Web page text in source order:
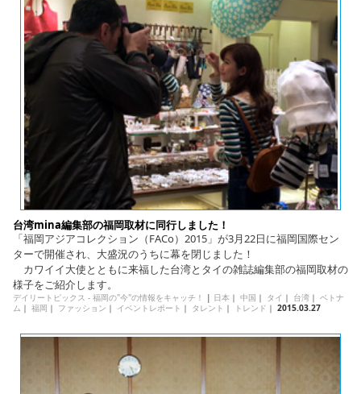
台湾mina編集部の福岡取材に同行しました！
「福岡アジアコレクション（FACo）2015」が3月22日に福岡国際セン
ターで開催され、大盛況のうちに幕を閉じました！
カワイイ大使とともに来福した台湾とタイの雑誌編集部の福岡取材の
様子をご紹介します。
デイリートピックス - 福岡の"今"の情報をキャッチ！ | 日本｜ 中国 ｜ タイ ｜ 台湾｜ ベトナ
ム ｜ 福岡 ｜ ファッション ｜ イベントレポート ｜ タレント ｜ トレンド ｜ 2015.03.27